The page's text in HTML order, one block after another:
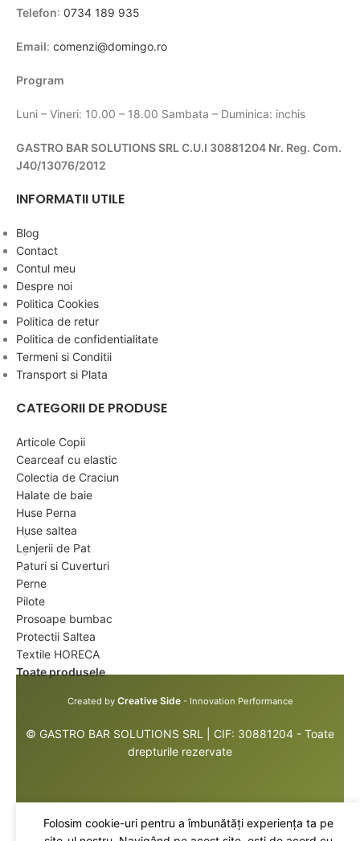
Telefon: 0734 189 935
Email: comenzi@domingo.ro
Program
Luni – Vineri: 10.00 – 18.00 Sambata – Duminica: inchis
GASTRO BAR SOLUTIONS SRL C.U.I 30881204 Nr. Reg. Com.
J40/13076/2012
INFORMATII UTILE
Blog
Contact
Contul meu
Despre noi
Politica Cookies
Politica de retur
Politica de confidentialitate
Termeni si Conditii
Transport si Plata
CATEGORII DE PRODUSE
Articole Copii
Cearceaf cu elastic
Colectia de Craciun
Halate de baie
Huse Perna
Huse saltea
Lenjerii de Pat
Paturi si Cuverturi
Perne
Pilote
Prosoape bumbac
Protectii Saltea
Textile HORECA
Toate produsele
Created by Creative Side- Innovation Performance
© GASTRO BAR SOLUTIONS SRL | CIF: 30881204 - Toate
drepturile rezervate
Folosim cookie-uri pentru a îmbunătăți experiența ta pe
Perna puf gasca bleu cu trandafiri 50×70 cm